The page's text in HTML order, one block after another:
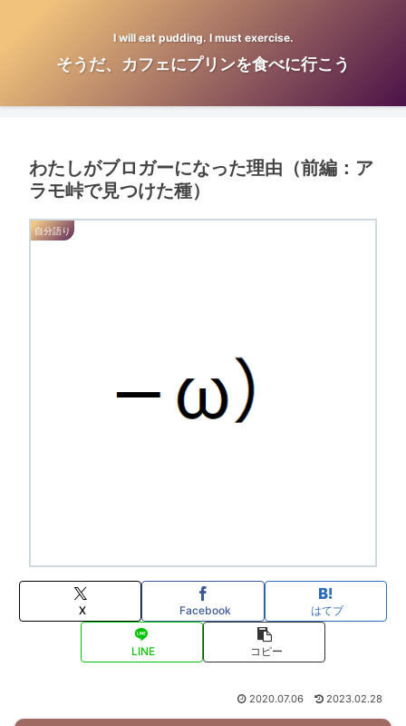
I will eat pudding. I must exercise.
そうだ、カフェにプリンを食べに行こう
わたしがブロガーになった理由（前編：ア
ラモ峠で見つけた種）
自分語り
X Facebook はてブ
LINE コピー
2020.07.06 2023.02.28